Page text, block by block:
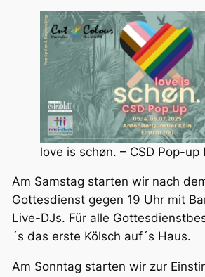
love is schøn. – CSD Pop-up
Am Samstag starten wir nach
Gottesdienst gegen 19 Uhr mit
Live-DJs. Für alle
´s das erste Kölsch auf´s Haus.
Am Sonntag starten wir zur